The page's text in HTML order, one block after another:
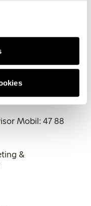
største
Mobil: 47 88
&